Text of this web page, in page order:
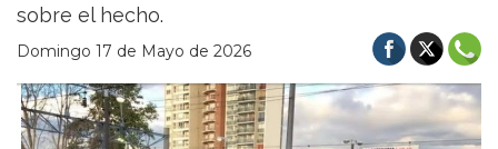
sobre el hecho.
Domingo 17 de Mayo de 2026